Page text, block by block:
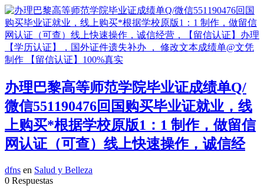
办理巴黎高等师范学院毕业证成绩单Q/
微信551190476回国购买毕业证就业，线
上购买*根据学校原版1：1 制作，做留信
网认证（可查）线上快速操作，诚信经
dfns en Salud y Belleza
0 Respuestas